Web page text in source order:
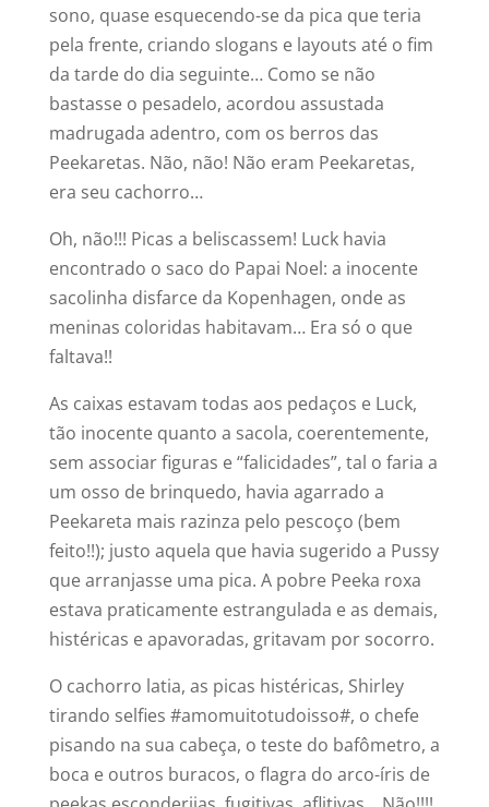
sono, quase esquecendo-se da pica que teria
pela frente, criando slogans e layouts até o fim
da tarde do dia seguinte… Como se não
bastasse o pesadelo, acordou assustada
madrugada adentro, com os berros das
Peekaretas. Não, não! Não eram Peekaretas,
era seu cachorro…
Oh, não!!! Picas a beliscassem! Luck havia
encontrado o saco do Papai Noel: a inocente
sacolinha disfarce da Kopenhagen, onde as
meninas coloridas habitavam… Era só o que
faltava!!
As caixas estavam todas aos pedaços e Luck,
tão inocente quanto a sacola, coerentemente,
sem associar figuras e “falicidades”, tal o faria a
um osso de brinquedo, havia agarrado a
Peekareta mais razinza pelo pescoço (bem
feito!!); justo aquela que havia sugerido a Pussy
que arranjasse uma pica. A pobre Peeka roxa
estava praticamente estrangulada e as demais,
histéricas e apavoradas, gritavam por socorro.
O cachorro latia, as picas histéricas, Shirley
tirando selfies #amomuitotudoisso#, o chefe
pisando na sua cabeça, o teste do bafômetro, a
boca e outros buracos, o flagra do arco-íris de